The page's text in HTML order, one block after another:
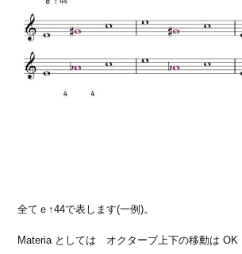
全てｅ↑44で表します(一例)。
Materia としては オクターブ上下の移動は OK